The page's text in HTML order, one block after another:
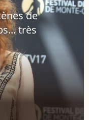
de
très